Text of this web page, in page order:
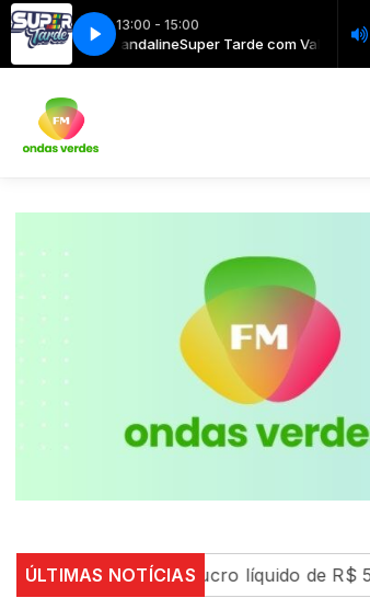
13:00 - 15:00
Valérie GuandalineSuper Tarde com Valérie
ÚLTIMAS NOTÍCIAS
Petrobras tem lucro líquido de R$ 52,4